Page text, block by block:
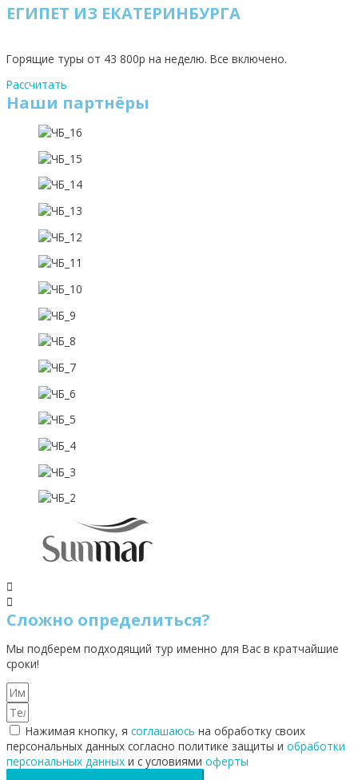
ЕГИПЕТ ИЗ ЕКАТЕРИНБУРГА
Горящие туры от 43 800р на неделю. Все включено.
Рассчитать
Наши партнёры
Сложно определиться?
Мы подберем подходящий тур именно для Вас в кратчайшие
сроки!
Нажимая кнопку, я соглашаюсь на обработку своих
персональных данных согласно политике защиты и обработки
персональных данных и с условиями оферты